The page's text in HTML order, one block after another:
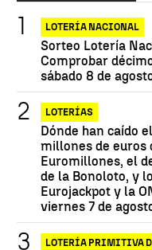
LOTERÍA NACIONAL
Sorteo Lotería
Comprobar
sábado 8 de
LOTERÍAS
Dónde han caído
millones de euros
Euromillones, el
de la Bonoloto, y
Eurojackpot y la
viernes 7 de
LOTERÍA PRIMITIVA